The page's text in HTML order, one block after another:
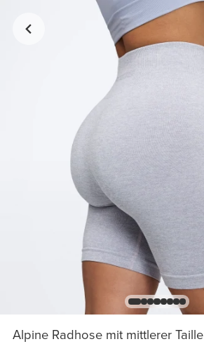
Alpine Radhose mit mittlerer Taille